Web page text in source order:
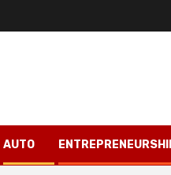
AUTO